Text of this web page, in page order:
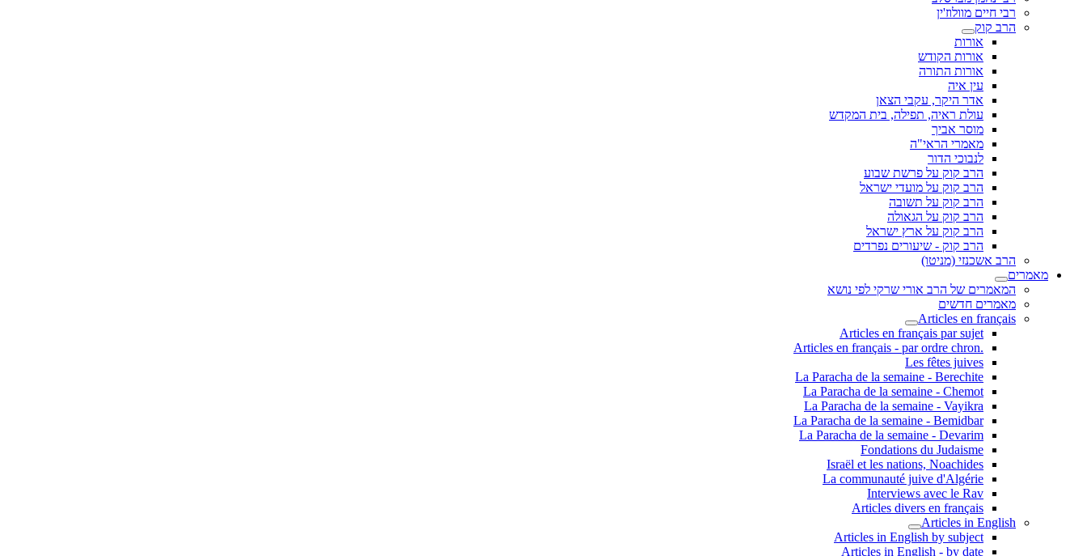
רבי חיים מוולוז'ין
הרב קוק
אורות
אורות הקודש
אורות התורה
עין איה
אדר היקר, עקבי הצאן
עולת ראיה, תפילה, בית המקדש
מוסר אביך
מאמרי הראי"ה
לנבוכי הדור
הרב קוק על פרשת שבוע
הרב קוק על מועדי ישראל
הרב קוק על תשובה
הרב קוק על הגאולה
הרב קוק על ארץ ישראל
הרב קוק - שיעורים נפרדים
הרב אשכנזי (מניטו)
מאמרים
המאמרים של הרב אורי שרקי לפי נושא
מאמרים חדשים
Articles en français
Articles en français par sujet
.Articles en français - par ordre chron
Les fêtes juives
La Paracha de la semaine - Berechite
La Paracha de la semaine - Chemot
La Paracha de la semaine - Vayikra
La Paracha de la semaine - Bemidbar
La Paracha de la semaine - Devarim
Fondations du Judaisme
Israël et les nations, Noachides
La communauté juive d'Algérie
Interviews avec le Rav
Articles divers en français
Articles in English
Articles in English by subject
Articles in English - by date